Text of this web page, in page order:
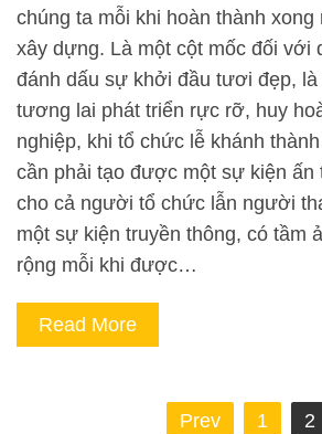
chúng ta mỗi khi hoàn thành xong
xây dựng. Là một cột mốc đối với
đánh dấu sự khởi đầu tươi đẹp, là
tương lai phát triển rực rỡ, huy
nghiệp, khi tổ chức lễ khánh
cần phải tạo được một sự kiện
cho cả người tổ chức lẫn người
một sự kiện truyền thông, có tầm
rộng mỗi khi được…
Read More
Prev 1 2